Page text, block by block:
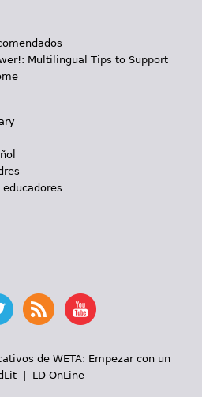
Multilingual Tips to Support
de WETA: Empezar con un
| LD OnLine